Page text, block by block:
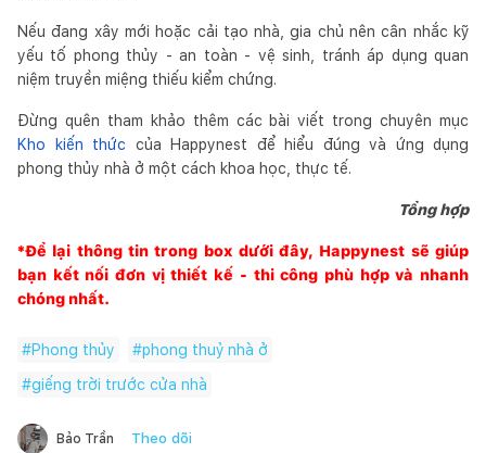
Nếu đang xây mới hoặc cải tạo nhà, gia chủ nên cân nhắc kỹ
yếu tố phong thủy - an toàn - vệ sinh, tránh áp dụng quan
niệm truyền miệng thiếu kiểm chứng.
Đừng quên tham khảo thêm các bài viết trong chuyên mục
Kho kiến thức của Happynest để hiểu đúng và ứng dụng
phong thủy nhà ở một cách khoa học, thực tế.
Tổng hợp
*Để lại thông tin trong box dưới đây, Happynest sẽ giúp
bạn kết nối đơn vị thiết kế - thi công phù hợp và nhanh
chóng nhất.
#Phong thủy #phong thuỷ nhà ở
#giếng trời trước cửa nhà
Bảo Trần Theo dõi